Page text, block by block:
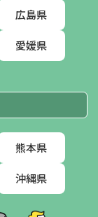
広島県
愛媛県
熊本県
沖縄県